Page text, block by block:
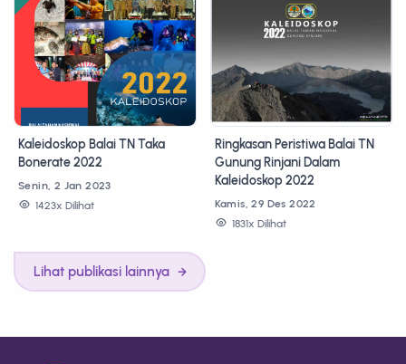
Kaleidoskop Balai TN Taka
Bonerate 2022
Senin, 2 Jan 2023
1423x Dilihat
Ringkasan Peristiwa Balai TN
Gunung Rinjani Dalam
Kaleidoskop 2022
Kamis, 29 Des 2022
1831x Dilihat
Lihat publikasi lainnya